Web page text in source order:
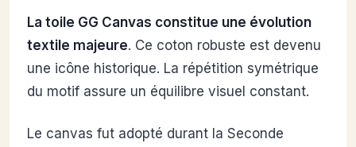
La toile GG Canvas constitue une évolution
textile majeure. Ce coton robuste est devenu
une icône historique. La répétition symétrique
du motif assure un équilibre visuel constant.
Le canvas fut adopté durant la Seconde